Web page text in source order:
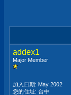
addex1
Major Member
加入日期: May 2002
您的住址: 台中